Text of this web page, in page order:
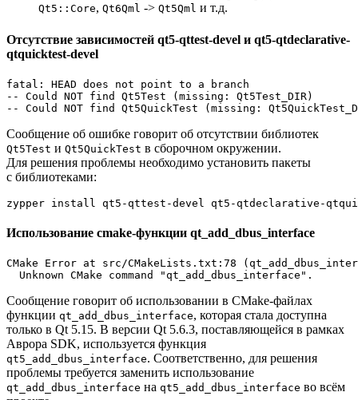
Qt5::Core, Qt6Qml -> Qt5Qml и т.д.
Отсутствие зависимостей qt5-qttest-devel и qt5-qtdeclarative-
qtquicktest-devel
fatal: HEAD does not point to a branch
-- Could NOT find Qt5Test (missing: Qt5Test_DIR)
Сообщение об ошибке говорит об отсутствии библиотек
Qt5Test и Qt5QuickTest в сборочном окружении.
Для решения проблемы необходимо установить пакеты
с библиотеками:
Использование cmake-функции qt_add_dbus_interface
CMake Error at src/CMakeLists.txt:78
Сообщение говорит об использовании в CMake-файлах
функции qt_add_dbus_interface, которая стала доступна
только в Qt 5.15. В версии Qt 5.6.3, поставляющейся в рамках
Аврора SDK, используется функция
qt5_add_dbus_interface. Соответственно, для решения
проблемы требуется заменить использование
qt_add_dbus_interface на qt5_add_dbus_interface во всём